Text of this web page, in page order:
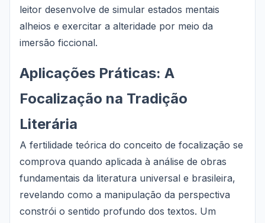
leitor desenvolve de simular estados mentais
alheios e exercitar a alteridade por meio da
imersão ficcional.
Aplicações Práticas: A
Focalização na Tradição
Literária
A fertilidade teórica do conceito de focalização se
comprova quando aplicada à análise de obras
fundamentais da literatura universal e brasileira,
revelando como a manipulação da perspectiva
constrói o sentido profundo dos textos. Um